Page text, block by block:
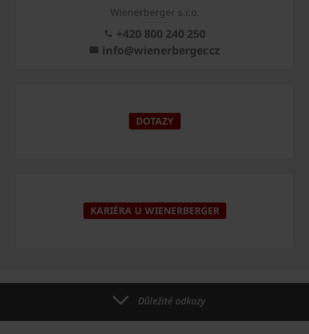
Wienerberger s.r.o.
+420 800 240 250
info@wienerberger.cz
DOTAZY
KARIÉRA U WIENERBERGER
Důležité odkazy